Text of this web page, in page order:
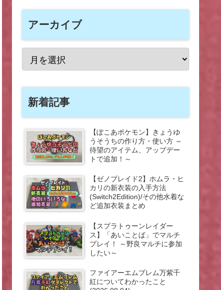
アーカイブ
新着記事
【ぽこあポケモン】きょうゆ
うそうちの作り方・使い方 ～
待望のアイテム、アップデー
トで追加！～
【ゼノブレイド2】ホムラ・ヒ
カリの新衣装の入手方法
(Switch2Edition)/その他水着な
ど追加衣装まとめ
【スプラトゥーンレイダー
ス】「あいことば」でマルチ
プレイ！ ～野良マルチに参加
したい～
ファイアーエムブレム万紫千
紅についてわかったこと